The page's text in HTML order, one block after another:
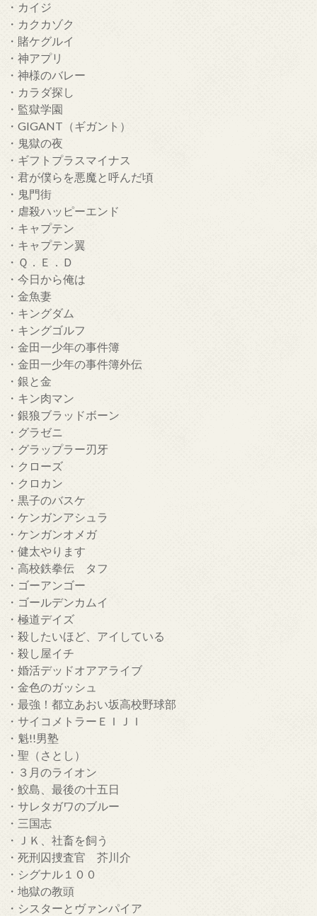
・カイジ
・カクカゾク
・賭ケグルイ
・神アプリ
・神様のバレー
・カラダ探し
・監獄学園
・GIGANT（ギガント）
・鬼獄の夜
・ギフトプラスマイナス
・君が僕らを悪魔と呼んだ頃
・鬼門街
・虐殺ハッピーエンド
・キャプテン
・キャプテン翼
・Ｑ．Ｅ．Ｄ
・今日から俺は
・金魚妻
・キングダム
・キングゴルフ
・金田一少年の事件簿
・金田一少年の事件簿外伝
・銀と金
・キン肉マン
・銀狼ブラッドボーン
・グラゼニ
・グラップラー刃牙
・クローズ
・クロカン
・黒子のバスケ
・ケンガンアシュラ
・ケンガンオメガ
・健太やります
・高校鉄拳伝 タフ
・ゴーアンゴー
・ゴールデンカムイ
・極道デイズ
・殺したいほど、アイしている
・殺し屋イチ
・婚活デッドオアアライブ
・金色のガッシュ
・最強！都立あおい坂高校野球部
・サイコメトラーＥＩＪＩ
・魁!!男塾
・聖（さとし）
・３月のライオン
・鮫島、最後の十五日
・サレタガワのブルー
・三国志
・ＪＫ、社畜を飼う
・死刑囚捜査官 芥川介
・シグナル１００
・地獄の教頭
・シスターとヴァンパイア